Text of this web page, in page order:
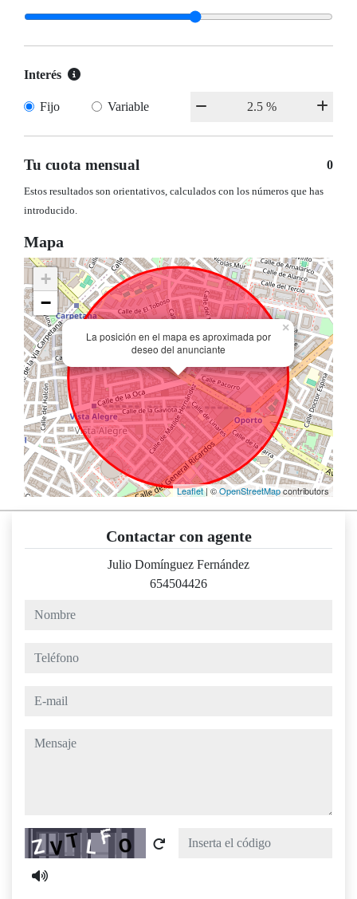
Interés
Fijo Variable
Tu cuota mensual 0
Estos resultados son orientativos, calculados con los números que has
introducido.
Mapa
La posición en el mapa es aproximada por
deseo del anunciante
×
+
−
Leaflet| ©OpenStreetMapcontributors
Contactar con agente
Julio Domínguez Fernández
654504426
nombre
teléfono
e-mail
mensaje
Captcha